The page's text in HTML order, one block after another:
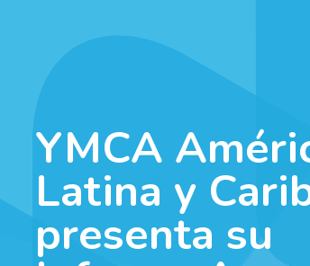
YMCA
Latina y
presenta su